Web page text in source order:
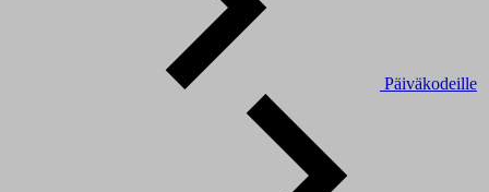
Päiväkodeille